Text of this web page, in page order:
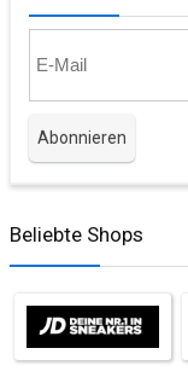
Beliebte Shops